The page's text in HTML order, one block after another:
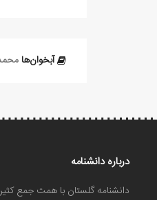
آبخوان‌ها
درباره دانشنامه
دانشنامه گلستان با همت جمع